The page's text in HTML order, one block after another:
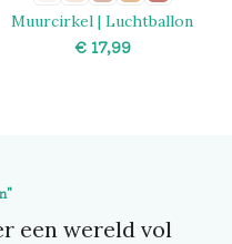
Muurcirkel | Luchtballon
blauw
€
een wereld vol